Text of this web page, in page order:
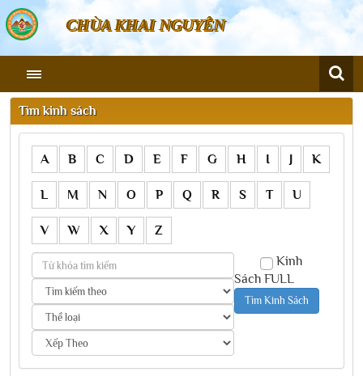
CHÙA KHAI NGUYÊN
Tìm kinh sách
A B C D E F G H I J K
L M N O P Q R S T U
V W X Y Z
Kinh
Sách FULL